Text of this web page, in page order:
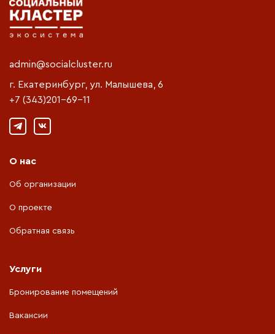
admin@socialcluster.ru
г. Екатеринбург, ул. Малышева, 6
+7 (343)201-69-11
О нас
Об организации
О проекте
Обратная связь
Услуги
Бронирование помещений
Вакансии